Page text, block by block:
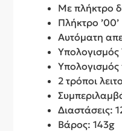
Με πλήκτρο
Πλήκτρο ’00’
Αυτόματη
Υπολογισμός
Υπολογισμός
2 τρόποι
Διαστάσεις:
Βάρος: 143g